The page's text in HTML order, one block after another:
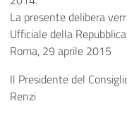
La presente delibera
Ufficiale della
Roma, 29 aprile 2015
Il Presidente del
Renzi